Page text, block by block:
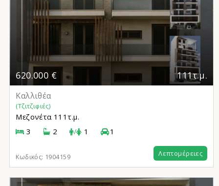
620.000 € 111τ.μ.
Καλλιθέα
(Τζιτζιφιές)
Μεζονέτα 111τ.μ.
3
2 / 1 1
Κωδικός: 1904159 Λεπτομέρειες